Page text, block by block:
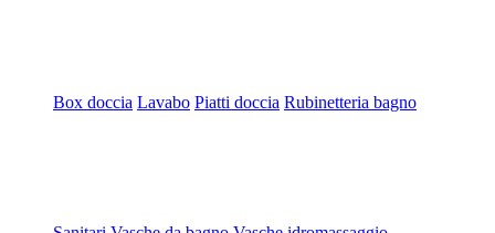
Box doccia Lavabo Piatti doccia Rubinetteria bagno